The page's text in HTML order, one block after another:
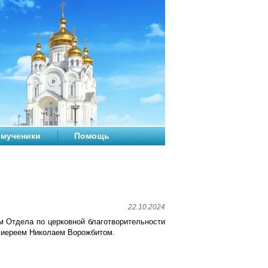
Помощь
22.10.2024
по церковной благотворительности
Николаем Ворожбитом.